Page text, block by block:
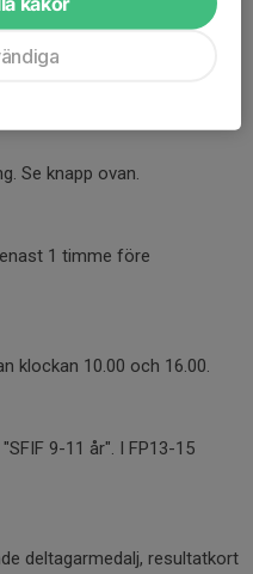
Se knapp ovan.
1 timme före
klockan 10.00 och 16.00.
9-11 år". I FP13-15
deltagarmedalj, resultatkort